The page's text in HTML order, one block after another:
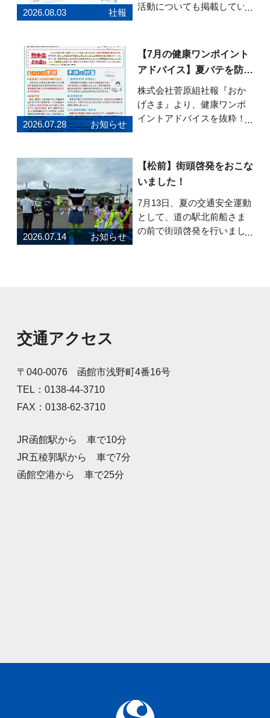
2026.08.03 社報
活動についても掲載してい
らから
2026.07.28 お知らせ
【7月の健康ワンポイント
アドバイス】夏バテを防ぐ
健康習慣
株式会社菅原組社報『おか
げさま』より、健康ワンポ
イントアドバイスを抜粋！7
健康習慣」です。 夏バテの
原因や熱中症との違い、暑
い季節を元気に乗り切るた
めのポイントを紹介してい
ます。 食事・睡眠・
2026.07.14 お知らせ
【松前】街頭啓発をおこな
いました！
7月13日、夏の交通安全運動
として、道の駅北前船さま
の前で街頭啓発を行いまし
交通アクセス
〒040-0076 函館市浅野町4番16号
TEL：0138-44-3710
FAX：0138-62-3710
JR函館駅から 車で10分
JR五稜郭駅から 車で7分
函館空港から 車で25分